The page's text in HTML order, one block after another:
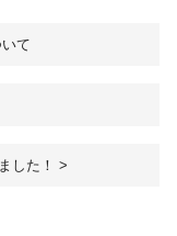
て
した！ >